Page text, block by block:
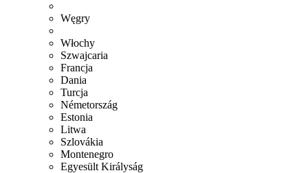
Węgry
Włochy
Szwajcaria
Francja
Dania
Turcja
Németország
Estonia
Litwa
Szlovákia
Montenegro
Egyesült Királyság